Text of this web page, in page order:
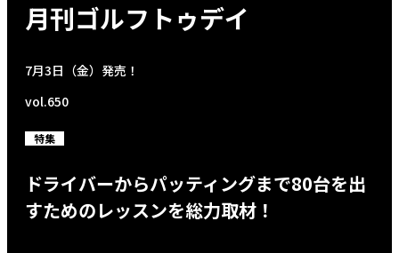
月刊ゴルフトゥデイ
7月3日（金）発売！
vol.650
特集
ドライバーからパッティングまで80台を出
すためのレッスンを総力取材！